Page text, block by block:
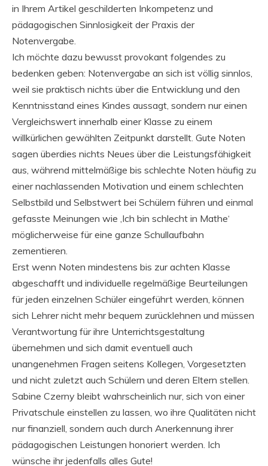
in Ihrem Artikel geschilderten Inkompetenz und
pädagogischen Sinnlosigkeit der Praxis der
Notenvergabe.
Ich möchte dazu bewusst provokant folgendes zu
bedenken geben: Notenvergabe an sich ist völlig sinnlos,
weil sie praktisch nichts über die Entwicklung und den
Kenntnisstand eines Kindes aussagt, sondern nur einen
Vergleichswert innerhalb einer Klasse zu einem
willkürlichen gewählten Zeitpunkt darstellt. Gute Noten
sagen überdies nichts Neues über die Leistungsfähigkeit
aus, während mittelmäßige bis schlechte Noten häufig zu
einer nachlassenden Motivation und einem schlechten
Selbstbild und Selbstwert bei Schülern führen und einmal
gefasste Meinungen wie ‚Ich bin schlecht in Mathe‘
möglicherweise für eine ganze Schullaufbahn
zementieren.
Erst wenn Noten mindestens bis zur achten Klasse
abgeschafft und individuelle regelmäßige Beurteilungen
für jeden einzelnen Schüler eingeführt werden, können
sich Lehrer nicht mehr bequem zurücklehnen und müssen
Verantwortung für ihre Unterrichtsgestaltung
übernehmen und sich damit eventuell auch
unangenehmen Fragen seitens Kollegen, Vorgesetzten
und nicht zuletzt auch Schülern und deren Eltern stellen.
Sabine Czerny bleibt wahrscheinlich nur, sich von einer
Privatschule einstellen zu lassen, wo ihre Qualitäten nicht
nur finanziell, sondern auch durch Anerkennung ihrer
pädagogischen Leistungen honoriert werden. Ich
wünsche ihr jedenfalls alles Gute!